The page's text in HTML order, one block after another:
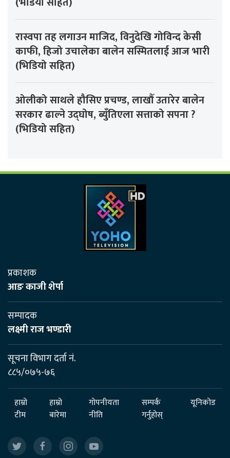
रास्वपा तह लगाउन माजिद, विनुदेखि गोविन्द केसी
काफी, हिजो उचालेका बालेन सस्मितलाई आज भारी
(भिडियो सहित)
ओलीको साथले हौसिए प्रचण्ड, लाखौँ उतारेर बालेन
सरकार ढाल्ने उद्घोष, ब्युँतिएला सत्ताको सपना ?
(भिडियो सहित)
प्रकाशक
आङ काजी शेर्पा
सम्पादक
लक्ष्मी राज भण्डारी
सूचना विभाग दर्ता नं.
८८५/०७५-७६
हाम्रो
टीम
हाम्रो
बारेमा
गोपनीयता
नीति
सम्पर्क
गर्नुहोस्
यूनिकोड